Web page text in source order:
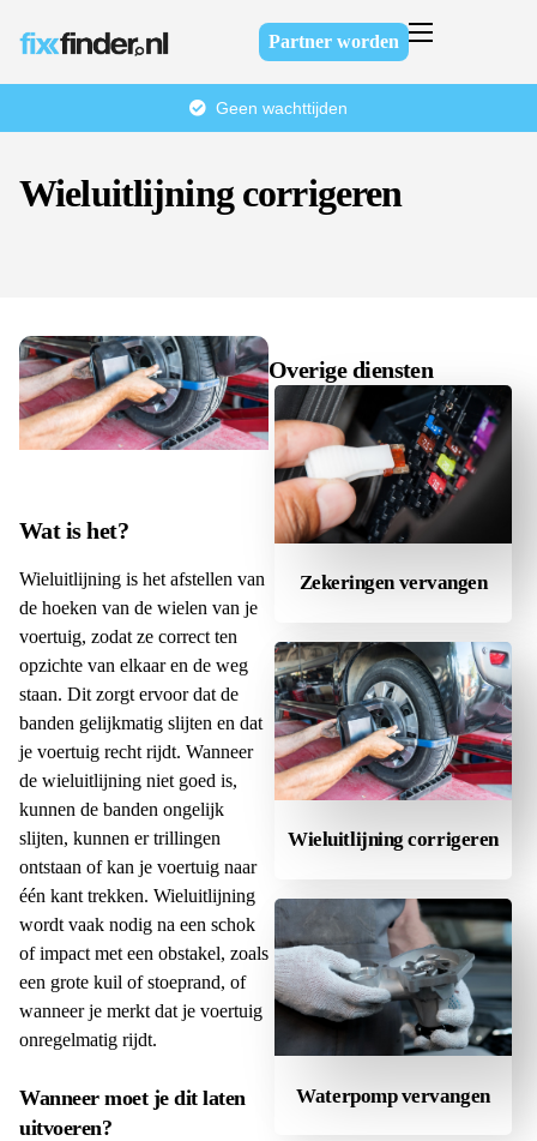
Partner worden
Diensten
Geen wachttijden
Wieluitlijning corrigeren
Wat is het?
Wieluitlijning is het afstellen van
de hoeken van de wielen van je
voertuig, zodat ze correct ten
opzichte van elkaar en de weg
staan. Dit zorgt ervoor dat de
banden gelijkmatig slijten en dat
je voertuig recht rijdt. Wanneer
de wieluitlijning niet goed is,
kunnen de banden ongelijk
slijten, kunnen er trillingen
ontstaan of kan je voertuig naar
één kant trekken. Wieluitlijning
wordt vaak nodig na een schok
of impact met een obstakel, zoals
een grote kuil of stoeprand, of
wanneer je merkt dat je voertuig
onregelmatig rijdt.
Wanneer moet je dit laten
uitvoeren?
Overige diensten
Zekeringen vervangen
Wieluitlijning corrigeren
Waterpomp vervangen